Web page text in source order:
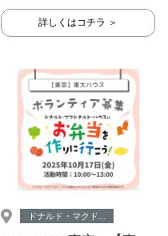
詳しくはコチラ ＞
ドナルド・マクド...